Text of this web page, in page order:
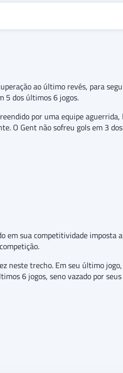
ao último revés, para
5 dos últimos 6 jogos.
por uma equipe
O Gent não sofreu gols em 3
em sua competitividade imposta
neste trecho. Em seu último
6 jogos, seno vazado por